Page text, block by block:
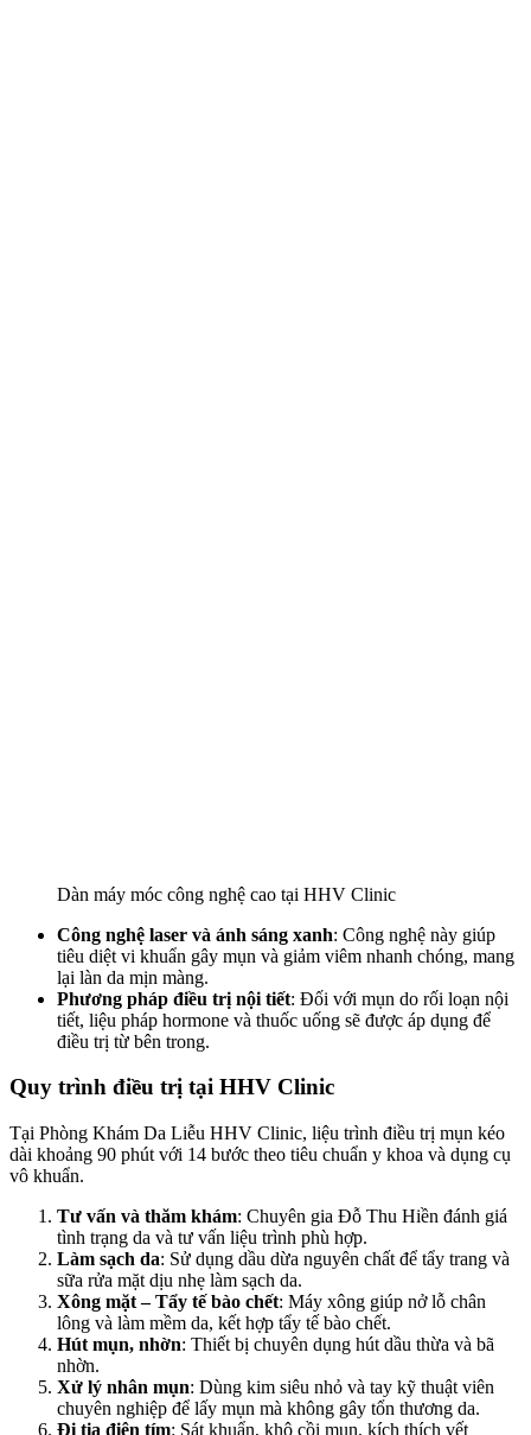
Dàn máy móc công nghệ cao tại HHV Clinic
Công nghệ laser và ánh sáng xanh: Công nghệ này giúp
tiêu diệt vi khuẩn gây mụn và giảm viêm nhanh chóng, mang
lại làn da mịn màng.
Phương pháp điều trị nội tiết: Đối với mụn do rối loạn nội
tiết, liệu pháp hormone và thuốc uống sẽ được áp dụng để
điều trị từ bên trong.
Quy trình điều trị tại HHV Clinic
Tại Phòng Khám Da Liễu HHV Clinic, liệu trình điều trị mụn kéo
dài khoảng 90 phút với 14 bước theo tiêu chuẩn y khoa và dụng cụ
vô khuẩn.
Tư vấn và thăm khám: Chuyên gia Đỗ Thu Hiền đánh giá
tình trạng da và tư vấn liệu trình phù hợp.
Làm sạch da: Sử dụng dầu dừa nguyên chất để tẩy trang và
sữa rửa mặt dịu nhẹ làm sạch da.
Xông mặt – Tẩy tế bào chết: Máy xông giúp nở lỗ chân
lông và làm mềm da, kết hợp tẩy tế bào chết.
Hút mụn, nhờn: Thiết bị chuyên dụng hút dầu thừa và bã
nhờn.
Xử lý nhân mụn: Dùng kim siêu nhỏ và tay kỹ thuật viên
chuyên nghiệp để lấy mụn mà không gây tổn thương da.
Đi tia điện tím: Sát khuẩn, khô cồi mụn, kích thích vết